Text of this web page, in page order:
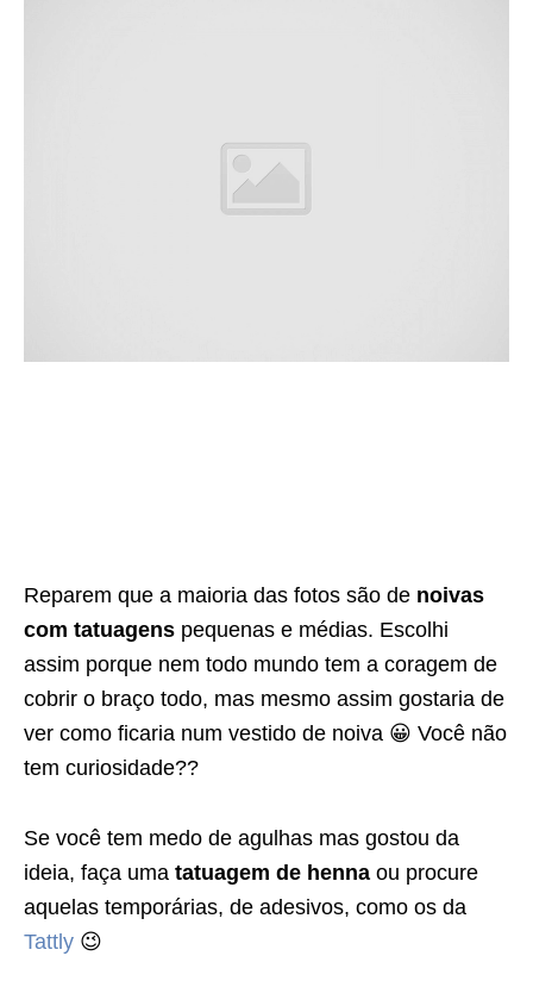
Reparem que a maioria das fotos são de noivas
com tatuagens pequenas e médias. Escolhi
assim porque nem todo mundo tem a coragem de
cobrir o braço todo, mas mesmo assim gostaria de
ver como ficaria num vestido de noiva 😀 Você não
tem curiosidade??
Se você tem medo de agulhas mas gostou da
ideia, faça uma tatuagem de henna ou procure
aquelas temporárias, de adesivos, como os da
Tattly 😉